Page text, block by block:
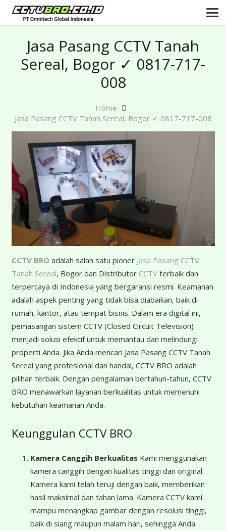
Jasa Pasang CCTV Tanah
Sereal, Bogor ✓ 0817-717-
008
Home
Jasa Pasang CCTV Tanah Sereal, Bogor ✓ 0817-717-008
CCTV BRO adalah salah satu pioner Jasa Pasang CCTV
Tanah Sereal, Bogor dan Distributor CCTVterbaik dan
terpercaya di Indonesia yang bergaransi resmi. Keamanan
adalah aspek penting yang tidak bisa diabaikan, baik di
rumah, kantor, atau tempat bisnis. Dalam era digital ini,
pemasangan sistem CCTV (Closed Circuit Television)
menjadi solusi efektif untuk memantau dan melindungi
properti Anda. Jika Anda mencari Jasa Pasang CCTV Tanah
Sereal yang profesional dan handal, CCTV BRO adalah
pilihan terbaik. Dengan pengalaman bertahun-tahun, CCTV
BRO menawarkan layanan berkualitas untuk memenuhi
kebutuhan keamanan Anda.
Keunggulan CCTV BRO
Kamera Canggih Berkualitas Kami menggunakan
kamera canggih dengan kualitas tinggi dan original.
Kamera kami telah teruji dengan baik, memberikan
hasil maksimal dan tahan lama. Kamera CCTV kami
mampu menangkap gambar dengan resolusi tinggi,
baik di siang maupun malam hari, sehingga Anda